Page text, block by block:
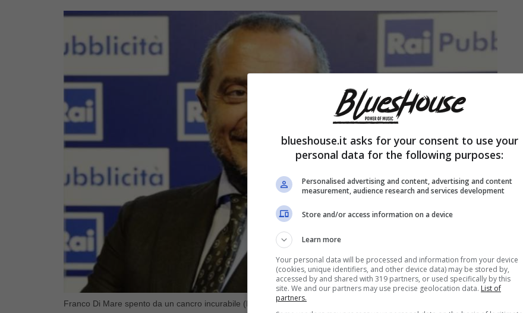
Franco Di Mare spento da un cancro incurabile (Blueshouse.it)
blueshouse.it asks for your consent to use your
personal data for the following purposes:
Personalised advertising and content, advertising and content
measurement, audience research and services development
Store and/or access information on a device
Learn more
Your personal data will be processed and information from your device
(cookies, unique identifiers, and other device data) may be stored by,
accessed by and shared with 319 partners, or used specifically by this
site. We and our partners may use precise geolocation data. List of
partners.